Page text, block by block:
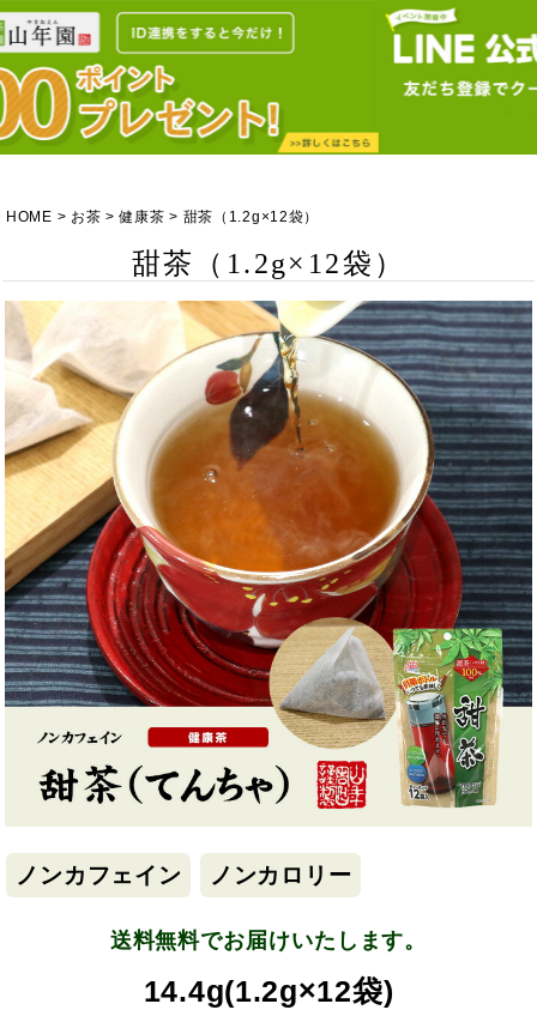
HOME お茶 健康茶 甜茶（1.2g×12袋）
甜茶（1.2g×12袋）
ノンカフェイン ノンカロリー
送料無料でお届けいたします。
14.4g(1.2g×12袋)